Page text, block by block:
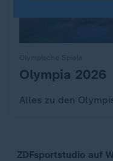
:Olympia 2026
Alles zu den
ZDFsportstudio auf